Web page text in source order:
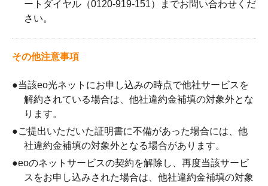
ートダイヤル（0120-919-151）までお問い合わせくだ
さい。
その他注意事項
●当該eo光ネットにお申し込みの時点で他社サービスを
解約されている場合は、他社違約金補填の対象外とな
ります。
●ご提出いただいた証明書に不備があった場合には、他
社違約金補填の対象外となる場合があります。
●eoのネットサービスの契約を解除し、再度当該サービ
スをお申し込みされた場合は、他社違約金補填の対象